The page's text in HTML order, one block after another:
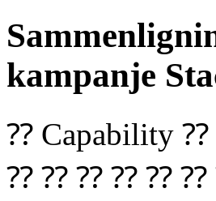
kampanje
⁇
⁇ ⁇ ⁇ ⁇ ⁇ ⁇